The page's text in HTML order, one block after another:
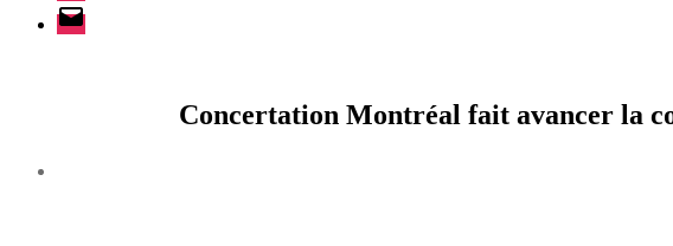
Courriel
Concertation Montréal fait avancer la